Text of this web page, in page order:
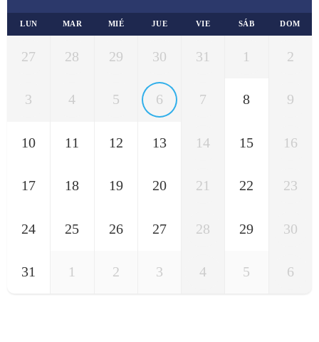
LUN MAR MIÉ JUE VIE SÁB DOM
27 28 29 30 31 1 2
3 4 5 6 7 8 9
10 11 12 13 14 15 16
17 18 19 20 21 22 23
24 25 26 27 28 29 30
31 1 2 3 4 5 6